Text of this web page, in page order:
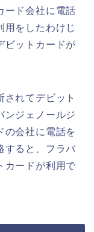
ード会社に電話
用をしたわけじ
ビットカードが
されてデビット
ンジェノールジ
の会社に電話を
すると、フラバ
カードが利用で